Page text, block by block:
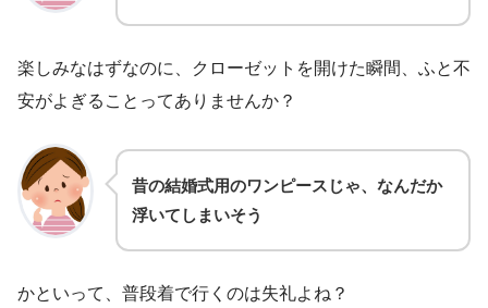
楽しみなはずなのに、クローゼットを開けた瞬間、ふと不
安がよぎることってありませんか？
昔の結婚式用のワンピースじゃ、なんだか
浮いてしまいそう
かといって、普段着で行くのは失礼よね？